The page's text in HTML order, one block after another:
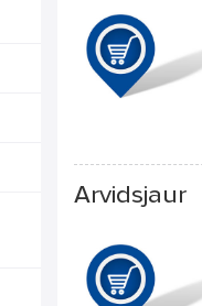
Arvidsjaur